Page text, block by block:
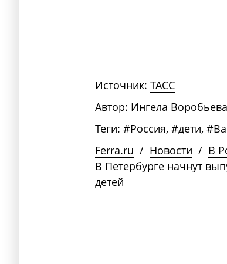
Источник: ТАСС
Автор: Ингела Воробьева
Теги: #Россия, #дети, #
Ferra.ru / Новости / В
В Петербурге начнут
детей